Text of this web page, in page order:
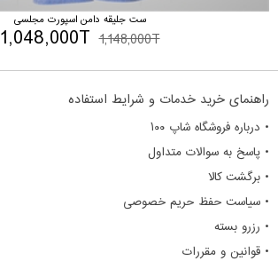
ست جلیقه دامن اسپورت مجلسی
1,148,000T
1,048,000T
راهنمای خرید خدمات و شرایط استفاده
• درباره فروشگاه شاپ ۱۰۰
• پاسخ به سوالات متداول
• برگشت کالا
• سیاست حفظ حریم خصوصی
• رزرو بسته
• قوانین و مقررات